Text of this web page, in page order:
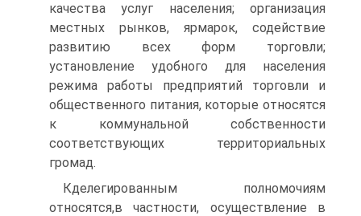
качества услуг населения; организация
местных рынков, ярмарок, содействие
развитию всех форм торговли;
установление удобного для населения
режима работы предприятий торговли и
общественного питания, которые относятся
к коммунальной собственности
соответствующих территориальных
громад.
Кделегированным полномочиям
относятся,в частности, осуществление в